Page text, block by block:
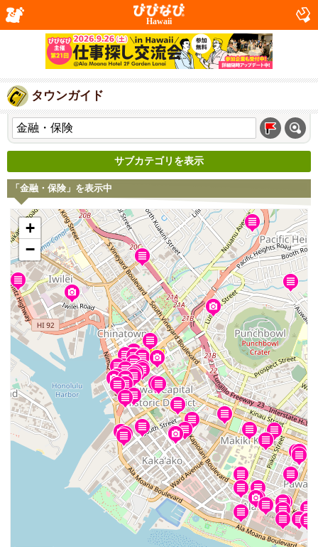
Hawaii
タウンガイド
サブカテゴリを表示
「金融・保険」を表示中
+
−